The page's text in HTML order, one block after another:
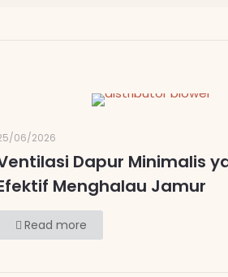
06/2026
Dapur Minimalis
Menghalau Jamur
Read more